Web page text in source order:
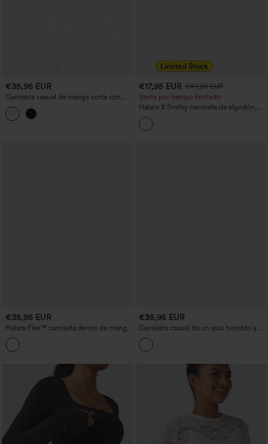
€35,95 EUR
Camiseta casual de manga corta con
escote en V y sujetador integrado, copas
B-DD
€17,95 EUR €40,95 EUR
Venta por tiempo limitado
Halara X Smiley camiseta de algodón,
cuello redondo, manga corta, acabado
lavado y estilo casual
€35,95 EUR
Halara Flex™ camiseta denim de manga
larga con cuello redondo, lavada y
casual
€35,95 EUR
Camiseta casual de un solo hombro y
manga corta con sujetador integrado y
nudo frontal